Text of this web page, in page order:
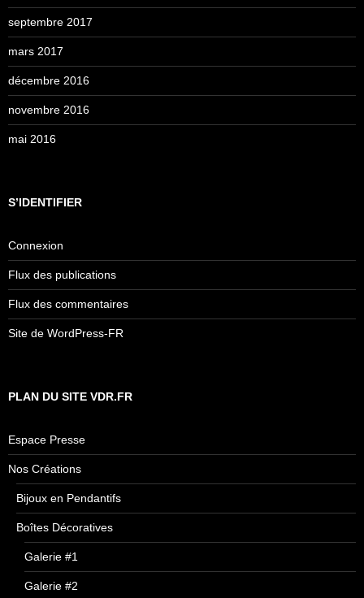
septembre 2017
mars 2017
décembre 2016
novembre 2016
mai 2016
S’IDENTIFIER
Connexion
Flux des publications
Flux des commentaires
Site de WordPress-FR
PLAN DU SITE VDR.FR
Espace Presse
Nos Créations
Bijoux en Pendantifs
Boîtes Décoratives
Galerie #1
Galerie #2